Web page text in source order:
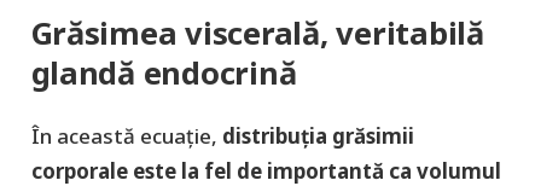
Grăsimea viscerală, veritabilă
glandă endocrină
În această ecuație, distribuția grăsimii
corporale este la fel de importantă ca volumul